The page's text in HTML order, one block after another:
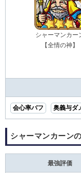
シャーマンカー
【全情の神】
会心率バフ 奥義与ダ
シャーマンカーン
最強評価